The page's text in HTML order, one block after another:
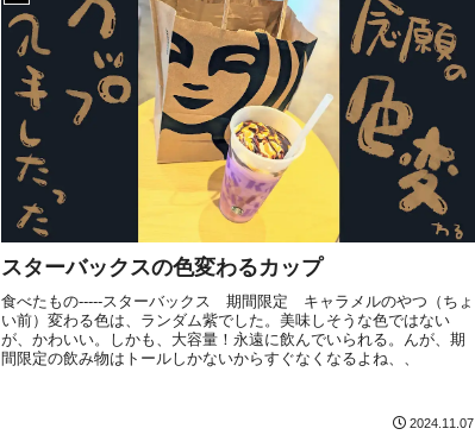
スターバックスの色変わるカップ
食べたもの-----スターバックス 期間限定 キャラメルのやつ（ちょ
い前）変わる色は、ランダム紫でした。美味しそうな色ではない
が、かわいい。しかも、大容量！永遠に飲んでいられる。んが、期
間限定の飲み物はトールしかないからすぐなくなるよね、、
2024.11.07